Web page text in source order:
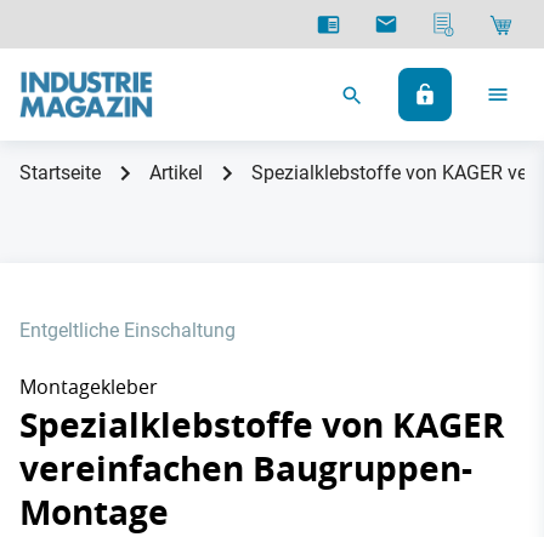
Startseite Artikel Spezialklebstoffe von KAGER
Entgeltliche Einschaltung
Montagekleber
Spezialklebstoffe von KAGER
vereinfachen Baugruppen-
Montage